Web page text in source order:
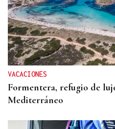
VACACIONES
Formentera, refugio de
Mediterráneo